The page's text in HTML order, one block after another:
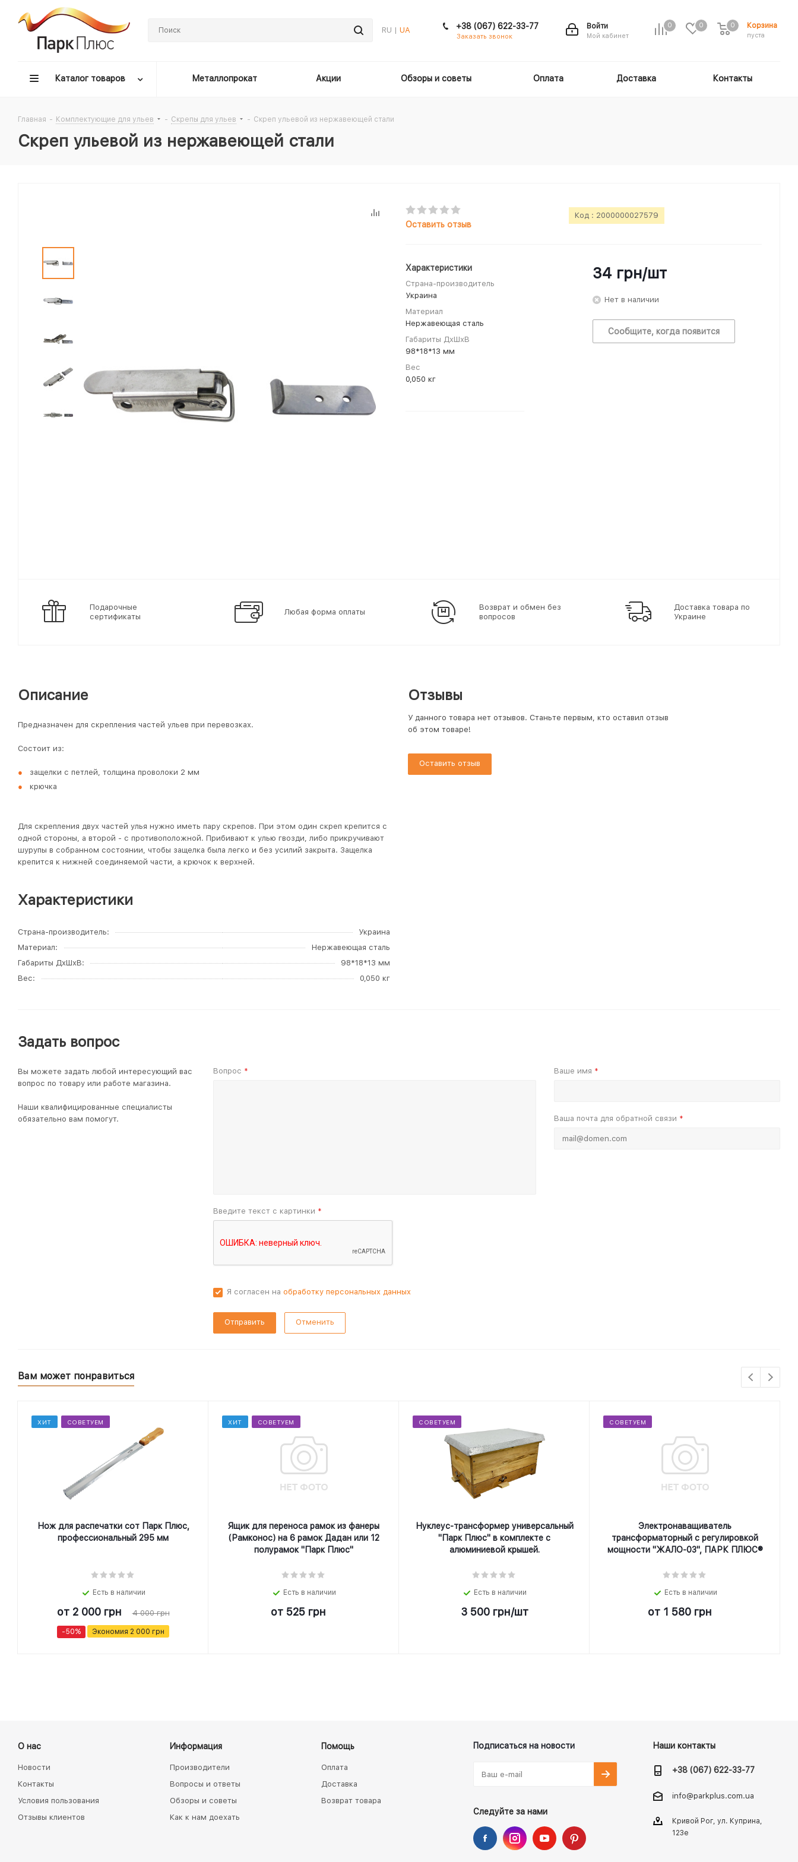
RU | UA
0 0 Корзина
пуста
0
Войти
Мой кабинет
+38 (067) 622-33-77
Заказать звонок
Каталог товаров Металлопрокат Акции Обзоры и советы Оплата Доставка Контакты
Главная - Комплектующие для ульев - Скрепы для ульев - Скреп ульевой из нержавеющей стали
Скреп ульевой из нержавеющей стали
Оставить отзыв
Код : 2000000027579
Характеристики
Страна-производитель
Украина
Материал
Нержавеющая сталь
Габариты ДхШхВ
98*18*13 мм
Вес
0,050 кг
34 грн/шт
Нет в наличии
Сообщите, когда появится
Подарочные
сертификаты
Любая форма оплаты
Возврат и обмен без
вопросов
Доставка товара по
Украине
Описание
Предназначен для скрепления частей ульев при перевозках.
Состоит из:
защелки с петлей, толщина проволоки 2 мм
крючка
Для скрепления двух частей улья нужно иметь пару скрепов. При этом один скреп крепится с
одной стороны, а второй - с противоположной. Прибивают к улью гвозди, либо прикручивают
шурупы в собранном состоянии, чтобы защелка была легко и без усилий закрыта. Защелка
крепится к нижней соединяемой части, а крючок к верхней.
Характеристики
Страна-производитель
Украина
Материал
Нержавеющая сталь
Габариты ДхШхВ
98*18*13 мм
Вес
0,050 кг
Отзывы
У данного товара нет отзывов. Станьте первым, кто оставил отзыв
об этом товаре!
Оставить отзыв
Задать вопрос
Вы можете задать любой интересующий вас
вопрос по товару или работе магазина.
Наши квалифицированные специалисты
обязательно вам помогут.
Вопрос * Ваше имя *
Ваша почта для обратной связи *
Введите текст с картинки *
Я согласен на обработку персональных данных
Отменить
Вам может понравиться
ХИТ СОВЕТУЕМ
Нож для распечатки сот Парк Плюс,
профеcсиональный 295 мм
Есть в наличии
от 2 000 грн 4 000 грн
-50% Экономия 2 000 грн
ХИТ СОВЕТУЕМ
Ящик для переноса рамок из фанеры
(Рамконос) на 6 рамок Дадан или 12
полурамок "Парк Плюс"
Есть в наличии
от 525 грн
СОВЕТУЕМ
Нуклеус-трансформер универсальный
"Парк Плюс" в комплекте с
алюминиевой крышей.
Есть в наличии
3 500грн/шт
СОВЕТУЕМ
Электронаващиватель
трансформаторный с регулировкой
мощности "ЖАЛО-03", ПАРК ПЛЮС®
Есть в наличии
от 1 580 грн
О нас
Новости
Контакты
Условия пользования
Отзывы клиентов
Информация
Производители
Вопросы и ответы
Обзоры и советы
Как к нам доехать
Помощь
Оплата
Доставка
Возврат товара
Подписаться на новости
Следуйте за нами
Наши контакты
+38 (067) 622-33-77
info@parkplus.com.ua
Кривой Рог, ул. Куприна,
123е